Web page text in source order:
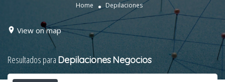
Home Depilaciones
View on map
Resultados para DepilacionesNegocios